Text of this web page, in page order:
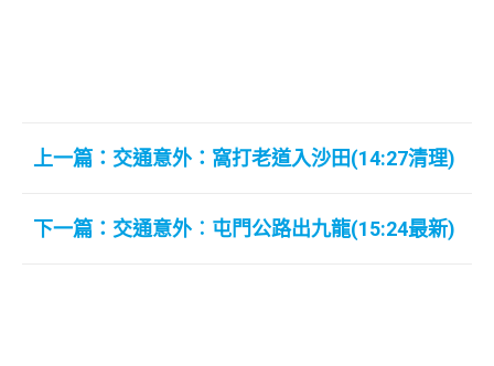
上一篇：交通意外：窩打老道入沙田(14:27清理)
下一篇：交通意外︰屯門公路出九龍(15:24最新)